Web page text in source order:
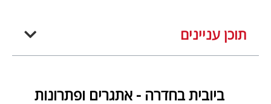
ביובית בחדרה - אתגרים ופתרונות
תוכן עניינים